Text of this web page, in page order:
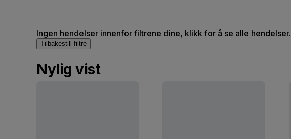
Ingen hendelser innenfor filtrene dine, klikk for å se alle hendelser.
Tilbakestill filtre
Nylig vist